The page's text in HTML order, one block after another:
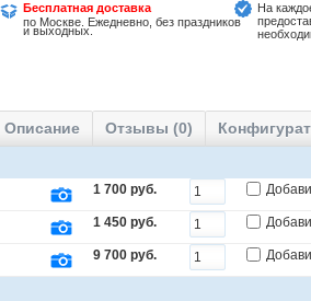
Бесплатная доставка
по Москве. Ежедневно, без праздников
и выходных.
На
Описание Отзывы (0)
1 700 руб.
1 450 руб.
9 700 руб.